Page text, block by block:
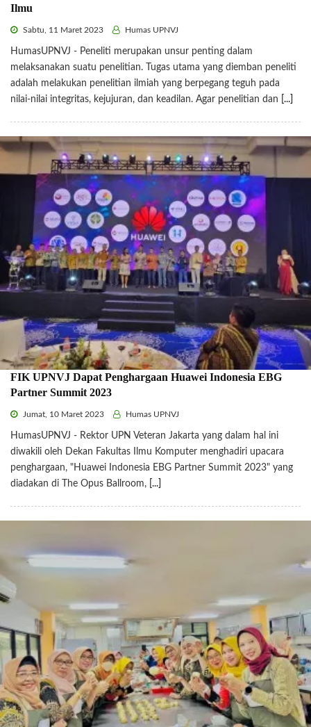
Ilmu
Sabtu, 11 Maret 2023 Humas UPNVJ
HumasUPNVJ - Peneliti merupakan unsur penting dalam
melaksanakan suatu penelitian. Tugas utama yang diemban peneliti
adalah melakukan penelitian ilmiah yang berpegang teguh pada
nilai-nilai integritas, kejujuran, dan keadilan. Agar penelitian dan
[...]
FIK UPNVJ Dapat Penghargaan Huawei Indonesia EBG
Partner Summit 2023
Jumat, 10 Maret 2023 Humas UPNVJ
HumasUPNVJ - Rektor UPN Veteran Jakarta yang dalam hal ini
diwakili oleh Dekan Fakultas Ilmu Komputer menghadiri upacara
penghargaan, "Huawei Indonesia EBG Partner Summit 2023" yang
diadakan di The Opus Ballroom,
[...]